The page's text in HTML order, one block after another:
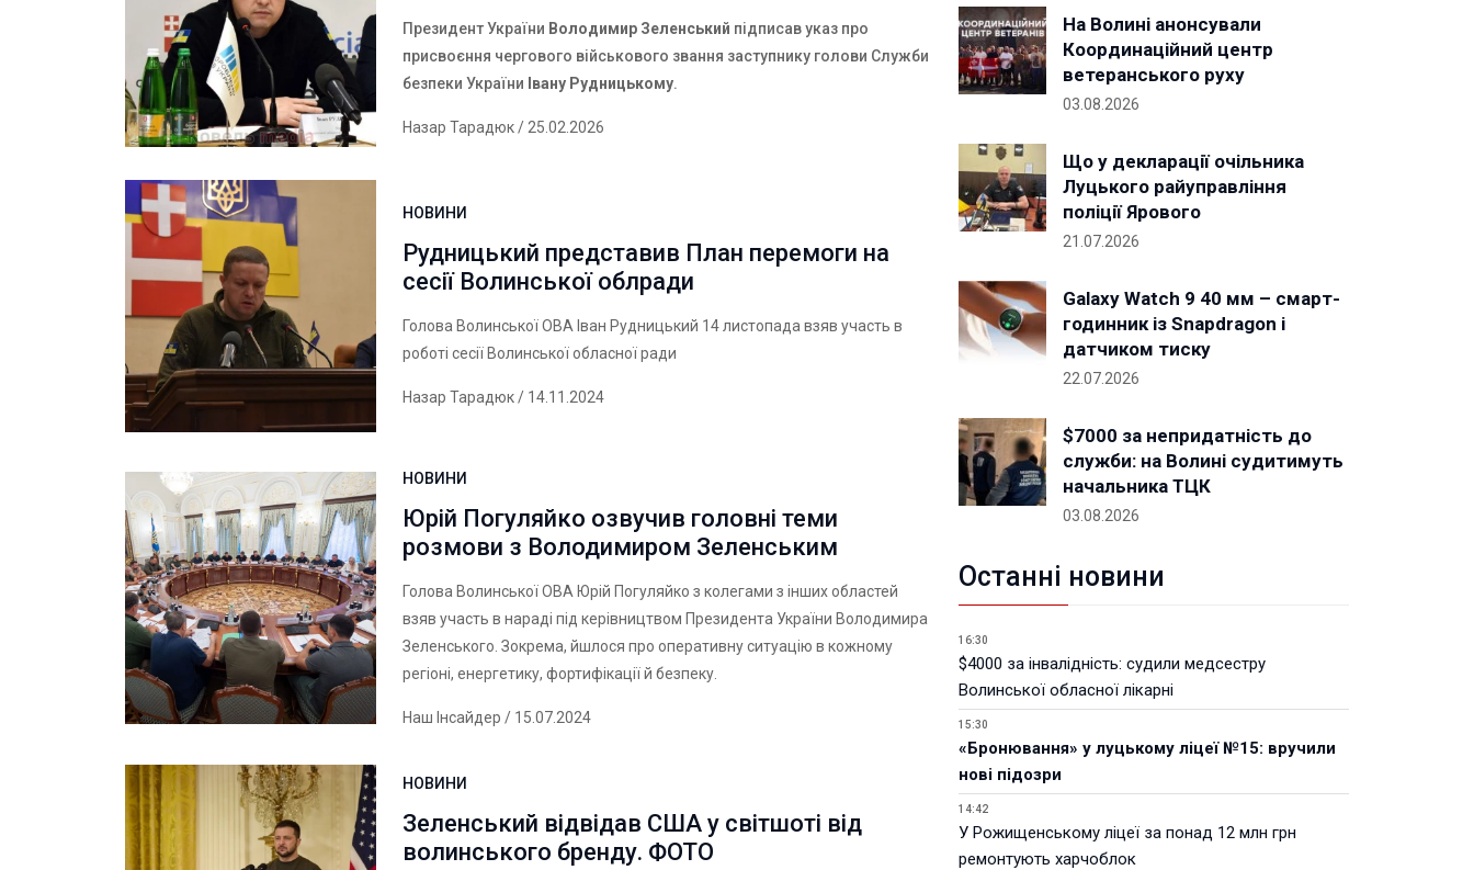
Президент України Володимир Зеленський підписав указ про
присвоєння чергового військового звання заступнику голови Служби
безпеки України Івану Рудницькому.
Назар Тарадюк/ 25.02.2026
НОВИНИ
Рудницький представив План перемоги на
сесії Волинської облради
Голова Волинської ОВА Іван Рудницький 14 листопада взяв участь в
роботі сесії Волинської обласної ради
Назар Тарадюк/ 14.11.2024
НОВИНИ
Юрій Погуляйко озвучив головні теми
розмови з Володимиром Зеленським
Голова Волинської ОВА Юрій Погуляйко з колегами з інших областей
взяв участь в нараді під керівництвом Президента України Володимира
Зеленського. Зокрема, йшлося про оперативну ситуацію в кожному
регіоні, енергетику, фортифікації й безпеку.
Наш Інсайдер / 15.07.2024
НОВИНИ
Зеленський відвідав США у світшоті від
волинського бренду. ФОТО
На Волині анонсували
Координаційний центр
ветеранського руху
03.08.2026
Що у декларації очільника
Луцького райуправління
поліції Ярового
21.07.2026
Galaxy Watch 9 40 мм – смарт-
годинник із Snapdragon і
датчиком тиску
22.07.2026
$7000 за непридатність до
служби: на Волині судитимуть
начальника ТЦК
03.08.2026
Останні новини
16:30
$4000 за інвалідність: судили медсестру
Волинської обласної лікарні
15:30
«Бронювання» у луцькому ліцеї №15: вручили
нові підозри
14:42
У Рожищенському ліцеї за понад 12 млн грн
ремонтують харчоблок